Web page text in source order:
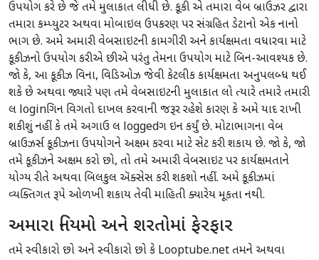
ઉપયોગ કરે છે જે તમે મુલાકાત લીધી છે. કૂકી એ તમારા વેબ બ્રાઉઝર દ્વારા
તમારા કમ્પ્યુટર અથવા મોબાઇલ ઉપકરણ પર સંગ્રહિત ડેટાનો એક નાનો
ભાગ છે. અમે અમારી વેબસાઇટની કામગીરી અને કાર્યક્ષમતા વધારવા માટે
કૂકીઝનો ઉપયોગ કરીએ છીએ પરંતુ તેમના ઉપયોગ માટે બિન-આવશ્યક છે.
જો કે, આ કૂકીઝ વિના, વિડિઓઝ જેવી કેટલીક કાર્યક્ષમતા અનુપલબ્ધ થઈ
શકે છે અથવા જ્યારે પણ તમે વેબસાઇટની મુલાકાત લો ત્યારે તમારે તમારી
લ loginગિન વિગતો દાખલ કરવાની જરૂર રહેશે કારણ કે અમે યાદ રાખી
શકીશું નહીં કે તમે અગાઉ લ loggedગ ઇન કર્યું છે. મોટાભાગના વેબ
બ્રાઉઝર્સ કૂકીઝના ઉપયોગને અક્ષમ કરવા માટે સેટ કરી શકાય છે. જો કે, જો
તમે કૂકીઝને અક્ષમ કરો છો, તો તમે અમારી વેબસાઇટ પર કાર્યક્ષમતાને
યોગ્ય રીતે અથવા બિલકુલ ઍક્સેસ કરી શકશો નહીં. અમે કૂકીઝમાં
વ્યક્તિગત રૂપે ઓળખી શકાય તેવી માહિતી ક્યારેય મૂકતા નથી.
અમારા નિયમો અને શરતોમાં ફેરફાર
તમે સ્વીકારો છો અને સ્વીકારો છો કે Looptube.net તમને અથવા